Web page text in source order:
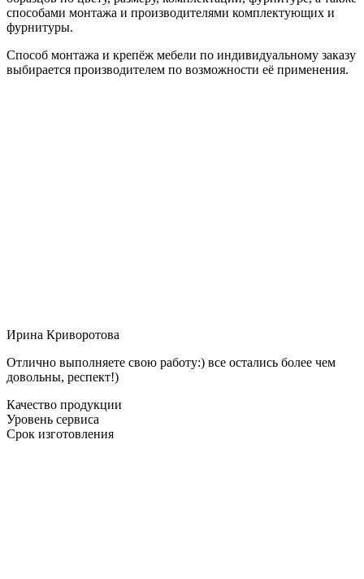
способами монтажа и производителями комплектующих и
фурнитуры.
Способ монтажа и крепёж мебели по индивидуальному заказу
выбирается производителем по возможности её применения.
Ирина Криворотова
Отлично выполняете свою работу:) все остались более чем
довольны, респект!)
Качество продукции
Уровень сервиса
Срок изготовления